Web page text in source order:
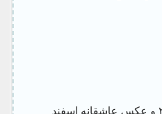
پیامک های عاشقانه جدید ۲۰۱۶ و عکس عاشقانه اسفند